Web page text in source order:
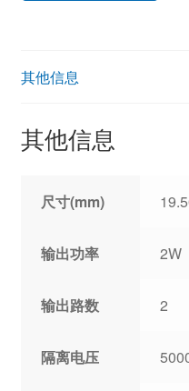
其他信息
其他信息
尺寸(mm)
输出功率 2W
输出路数 2
隔离电压